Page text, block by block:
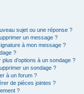
sujet ou une réponse ?
un message ?
à mon message ?
?
d’options à un sondage ?
un sondage ?
à un forum ?
de pièces jointes ?
?